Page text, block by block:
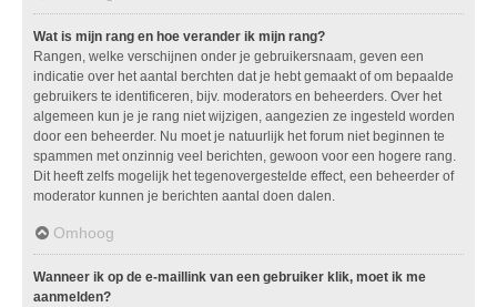
Wat is mijn rang en hoe verander ik mijn rang?
Rangen, welke verschijnen onder je gebruikersnaam, geven een
indicatie over het aantal berchten dat je hebt gemaakt of om bepaalde
gebruikers te identificeren, bijv. moderators en beheerders. Over het
algemeen kun je je rang niet wijzigen, aangezien ze ingesteld worden
door een beheerder. Nu moet je natuurlijk het forum niet beginnen te
spammen met onzinnig veel berichten, gewoon voor een hogere rang.
Dit heeft zelfs mogelijk het tegenovergestelde effect, een beheerder of
moderator kunnen je berichten aantal doen dalen.
Omhoog
Wanneer ik op de e-maillink van een gebruiker klik, moet ik me
aanmelden?